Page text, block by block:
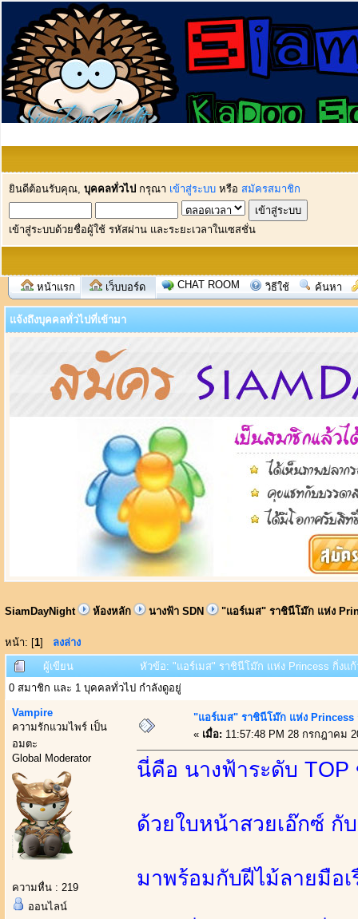
ยินดีต้อนรับคุณ, บุคคลทั่วไป กรุณา เข้าสู่ระบบ หรือ สมัครสมาชิก
เข้าสู่ระบบด้วยชื่อผู้ใช้ รหัสผ่าน และระยะเวลาในเซสชั่น
หน้าแรก เว็บบอร์ด CHAT ROOM วิธีใช้ ค้นหา
แจ้งถึงบุคคลทั่วไปที่เข้ามา
SiamDayNight ห้องหลัก นางฟ้า SDN "แอร์เมส" ราชินีโม๊ก แห่ง
หน้า: [1] ลงล่าง
ผู้เขียน
หัวข้อ: "แอร์เมส" ราชินีโม๊ก แห่ง Princess กิ่งแ
0 สมาชิก และ 1 บุคคลทั่วไป กำลังดูอยู่
Vampire
ความรักแวมไพร์ เป็น
อมตะ
Global Moderator
ความหื่น : 219
ออนไลน์
"แอร์เมส" ราชินีโม๊ก แห่ง Princess
« เมื่อ: 11:57:48 PM 28 กรกฎาคม
นี่คือ นางฟ้าระดับ TOP
ด้วยใบหน้าสวยเอ๊กซ์ กั
มาพร้อมกับฝีไม้ลายมือ